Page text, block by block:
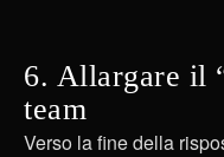
6. Allargare il
team
Verso la fine della